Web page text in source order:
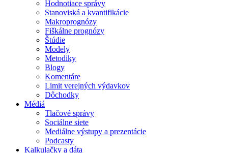
Hodnotiace správy
Stanoviská a kvantifikácie
Makroprognózy
Fiškálne prognózy
Štúdie
Modely
Metodiky
Blogy
Komentáre
Limit verejných výdavkov
Dôchodky
Médiá
Tlačové správy
Sociálne siete
Mediálne výstupy a prezentácie
Podcasty
Kalkulačky a dáta